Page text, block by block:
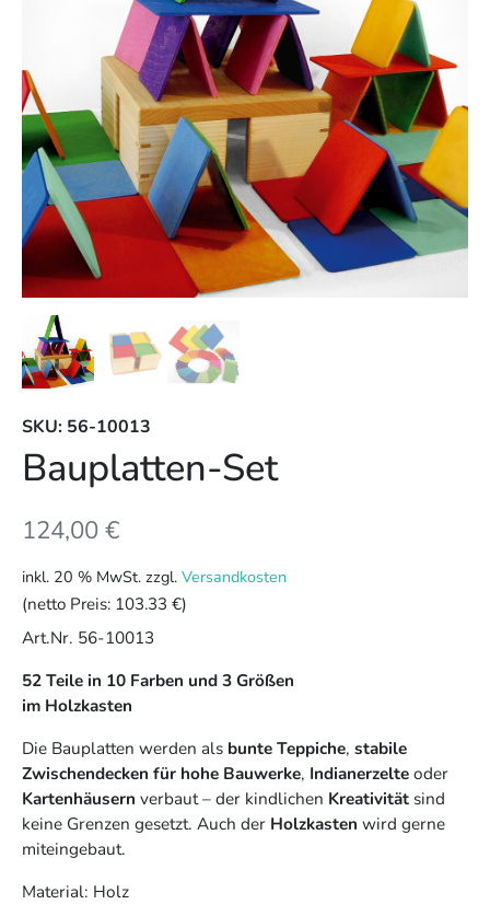
SKU: 56-10013
Bauplatten-Set
124,00€
inkl. 20 % MwSt. zzgl. Versandkosten
(netto Preis: 103.33 €)
Art.Nr. 56-10013
52 Teile in 10 Farben und 3 Größen
im Holzkasten
Die Bauplatten werden als bunte Teppiche, stabile
Zwischendecken für hohe Bauwerke, Indianerzelteoder
Kartenhäusern verbaut – der kindlichen Kreativität sind
keine Grenzen gesetzt. Auch der Holzkasten wird gerne
miteingebaut.
Material: Holz